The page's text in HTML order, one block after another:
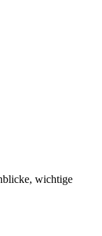
wichtige